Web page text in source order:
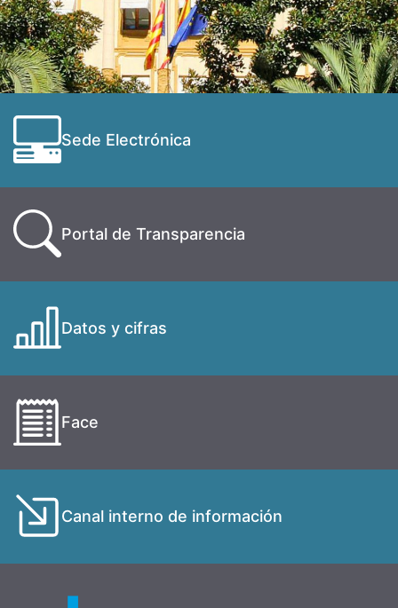
Sede Electrónica
Portal de Transparencia
Datos y cifras
Face
Canal interno de información